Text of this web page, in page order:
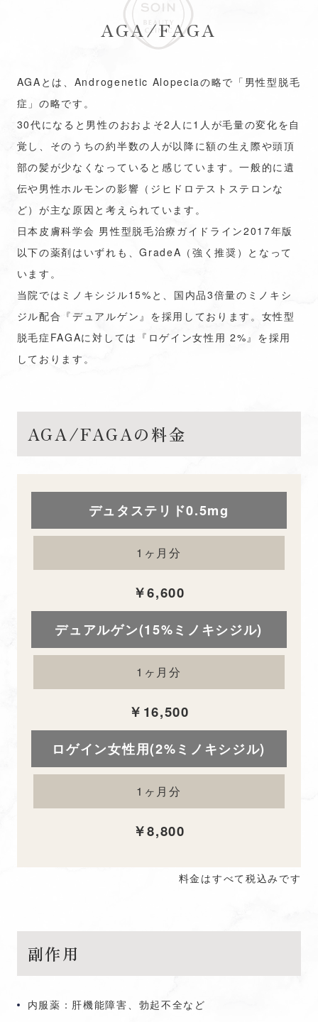
AGA/FAGA
AGAとは、Androgenetic Alopeciaの略で「男性型脱毛
症」の略です。
30代になると男性のおおよそ2人に1人が毛量の変化を自
覚し、そのうちの約半数の人が以降に額の生え際や頭頂
部の髪が少なくなっていると感じています。一般的に遺
伝や男性ホルモンの影響（ジヒドロテストステロンな
ど）が主な原因と考えられています。
日本皮膚科学会 男性型脱毛治療ガイドライン2017年版
以下の薬剤はいずれも、GradeA（強く推奨）となって
います。
当院ではミノキシジル15%と、国内品3倍量のミノキシ
ジル配合『デュアルゲン』を採用しております。女性型
脱毛症FAGAに対しては『ロゲイン女性用 2%』を採用
しております。
AGA/FAGAの料金
デュタステリド0.5mg
1ヶ月分
￥6,600
デュアルゲン(15%ミノキシジル)
1ヶ月分
￥16,500
ロゲイン女性用(2%ミノキシジル)
1ヶ月分
￥8,800
料金はすべて税込みです
副作用
内服薬：肝機能障害、勃起不全など